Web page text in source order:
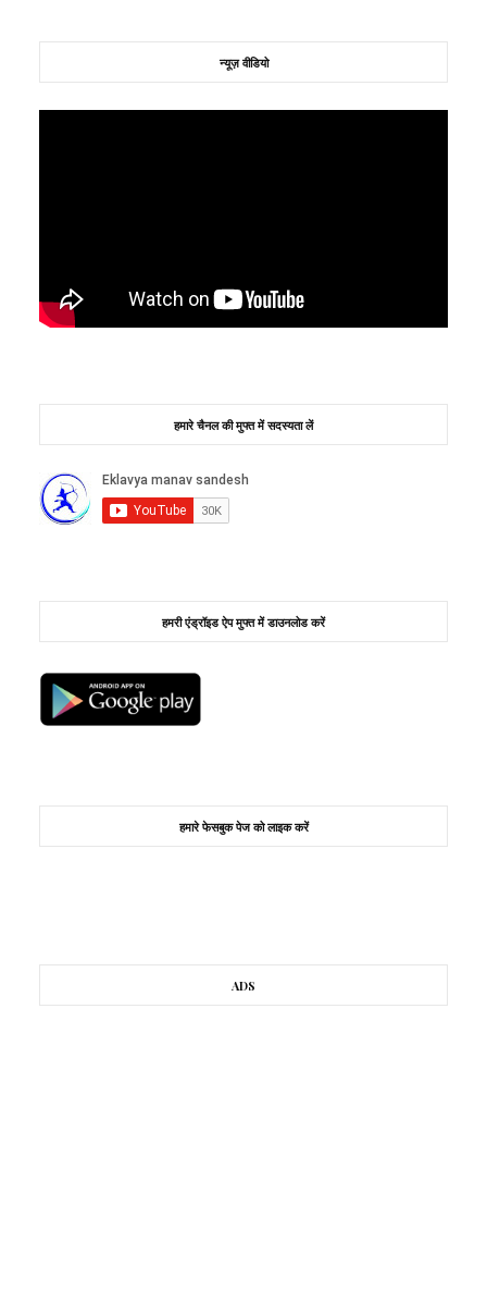
न्यूज़ वीडियो
हमारे चैनल की मुफ्त में सदस्यता लें
हमरी एंड्रॉइड ऐप मुफ्त में डाउनलोड करें
हमारे फेसबुक पेज को लाइक करें
ADS